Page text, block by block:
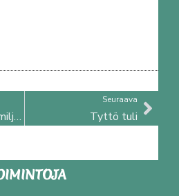
Miljoona miljoona miljoona
Seuraava
Tyttö tuli